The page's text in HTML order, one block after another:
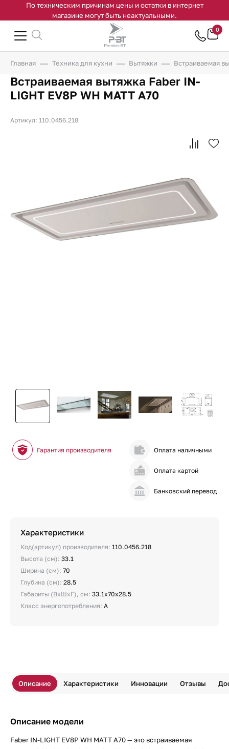
По техническим причинам цены и остатки в интернет
магазине могут быть неактуальными.
0
Главная Техника для кухни Вытяжки Встраиваемая
Встраиваемая вытяжка Faber IN-
LIGHT EV8P WH MATT A70
Артикул: 110.0456.218
Гарантия производителя Оплата наличными
Оплата картой
Банковский перевод
Характеристики
Код(артикул) производителя: 110.0456.218
Высота (см): 33.1
Ширина (см): 70
Глубина (см): 28.5
Габариты (ВхШхГ), см: 33.1x70x28.5
Класс энергопотребления: A
Описание Характеристики Инновации Отзывы
Описание модели
Faber IN-LIGHT EV8P WH MATT A70 — это встраиваемая